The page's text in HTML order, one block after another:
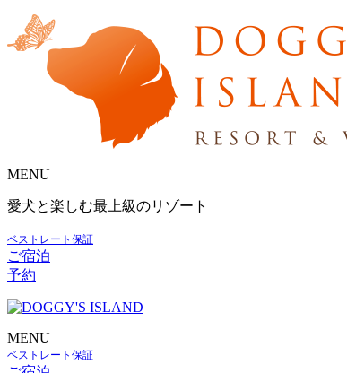
MENU
愛犬と楽しむ最上級のリゾート
ベストレート保証
ご宿泊
予約
MENU
ベストレート保証